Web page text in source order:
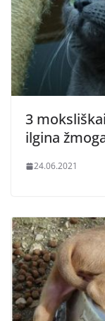
3
ilgina
24.06.2021